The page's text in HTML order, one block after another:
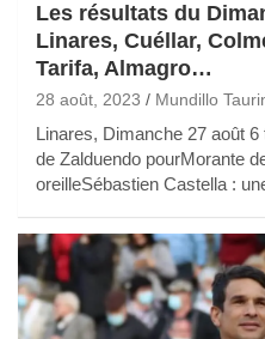
Les résultats du
Linares, Cuéllar,
Tarifa, Almagro…
28 août, 2023 Mundillo
Linares, Dimanche 27 août 6
de Zalduendo pourMorante
oreilleSébastien Castella :